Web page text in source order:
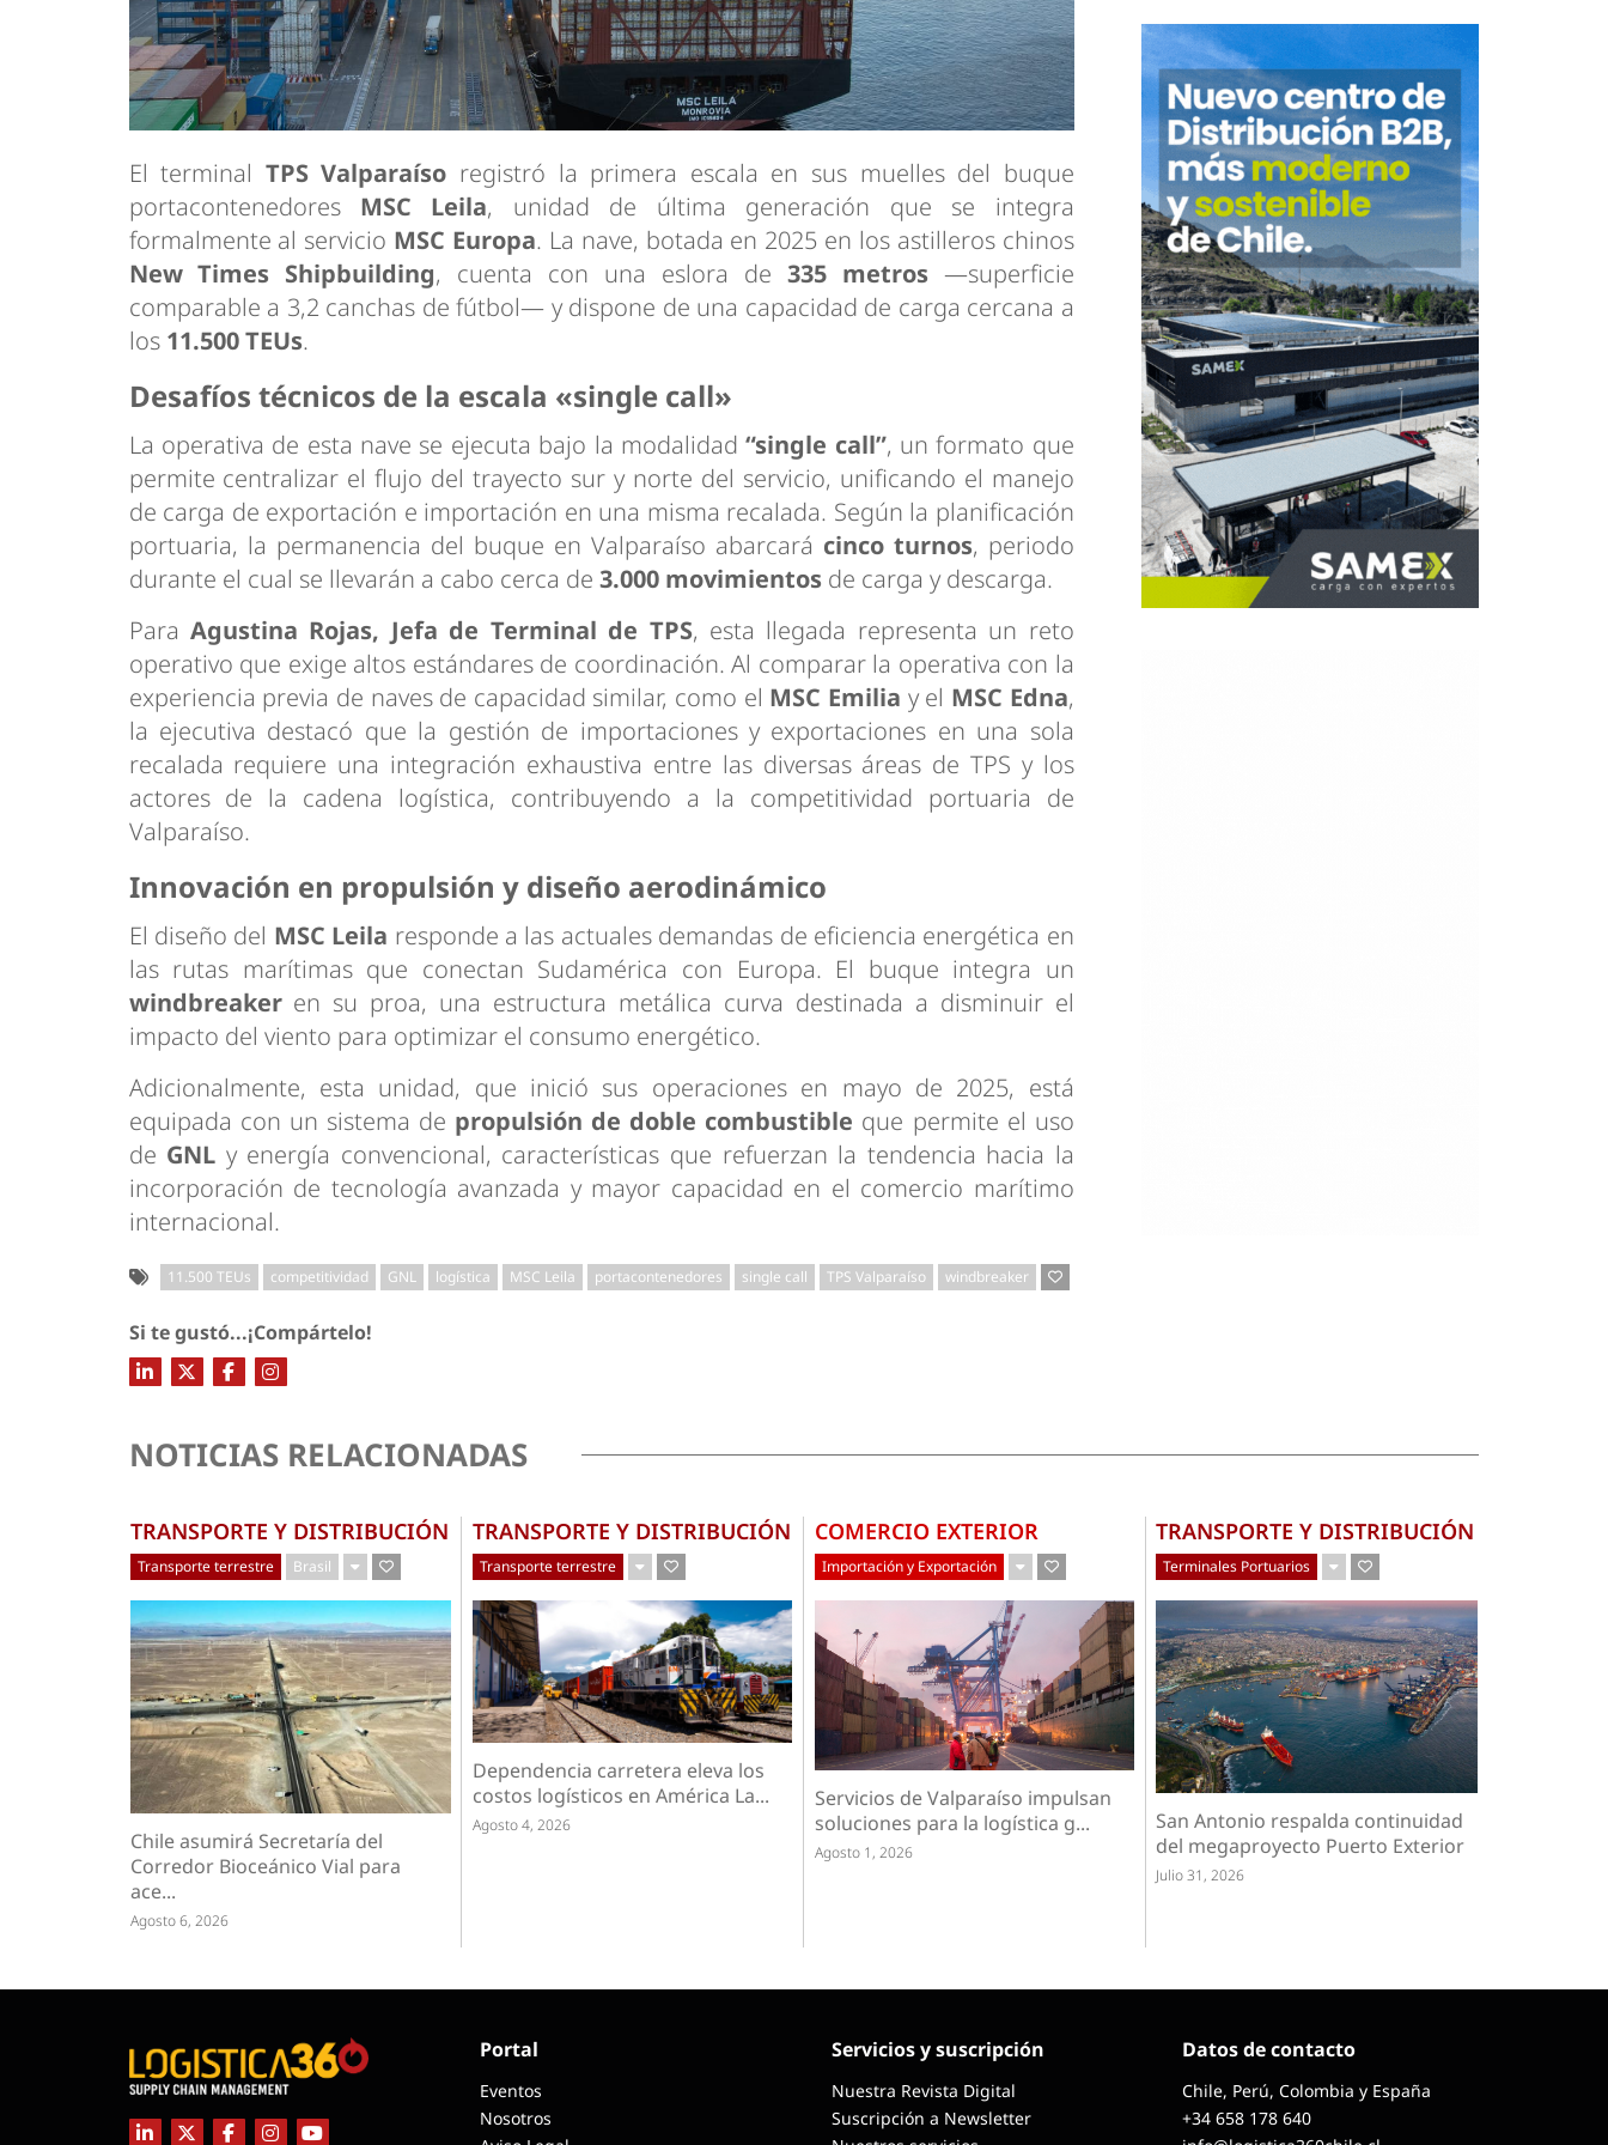
El terminal TPS Valparaíso registró la primera escala en sus muelles del buque
portacontenedores MSC Leila, unidad de última generación que se integra
formalmente al servicio MSC Europa. La nave, botada en 2025 en los astilleros chinos
New Times Shipbuilding, cuenta con una eslora de 335 metros—superficie
comparable a 3,2 canchas de fútbol— y dispone de una capacidad de carga cercana a
los 11.500 TEUs.
Desafíos técnicos de la escala «single call»
La operativa de esta nave se ejecuta bajo la modalidad“single call”, un formato que
permite centralizar el flujo del trayecto sur y norte del servicio, unificando el manejo
de carga de exportación e importación en una misma recalada. Según la planificación
portuaria, la permanencia del buque en Valparaíso abarcará cinco turnos, periodo
durante el cual se llevarán a cabo cerca de 3.000 movimientosde carga y descarga.
Para Agustina Rojas, Jefa de Terminal de TPS, esta llegada representa un reto
operativo que exige altos estándares de coordinación. Al comparar la operativa con la
experiencia previa de naves de capacidad similar, como el MSC Emilia y el MSC Edna,
la ejecutiva destacó que la gestión de importaciones y exportaciones en una sola
recalada requiere una integración exhaustiva entre las diversas áreas de TPS y los
actores de la cadena logística, contribuyendo a la competitividad portuaria de
Valparaíso.
Innovación en propulsión y diseño aerodinámico
El diseño del MSC Leila responde a las actuales demandas de eficiencia energética en
las rutas marítimas que conectan Sudamérica con Europa. El buque integra un
windbreakeren su proa, una estructura metálica curva destinada a disminuir el
impacto del viento para optimizar el consumo energético.
Adicionalmente, esta unidad, que inició sus operaciones en mayo de 2025, está
equipada con un sistema de propulsión de doble combustible que permite el uso
de GNL y energía convencional, características que refuerzan la tendencia hacia la
incorporación de tecnología avanzada y mayor capacidad en el comercio marítimo
internacional.
11.500 TEUs competitividad GNL logística MSC Leila portacontenedores single call TPS Valparaíso windbreaker
Si te gustó...¡Compártelo!
NOTICIAS RELACIONADAS
TRANSPORTE Y DISTRIBUCIÓN
Transporte terrestre Brasil
Chile asumirá Secretaría del
Corredor Bioceánico Vial para
ace...
Agosto 6, 2026
TRANSPORTE Y DISTRIBUCIÓN
Transporte terrestre
Dependencia carretera eleva los
costos logísticos en América La...
Agosto 4, 2026
COMERCIO EXTERIOR
Importación y Exportación
Servicios de Valparaíso impulsan
soluciones para la logística g...
Agosto 1, 2026
TRANSPORTE Y DISTRIBUCIÓN
Terminales Portuarios
San Antonio respalda continuidad
del megaproyecto Puerto Exterior
Julio 31, 2026
Portal
Eventos
Nosotros
Servicios y suscripción
Nuestra Revista Digital
Suscripción a Newsletter
Datos de contacto
Chile, Perú, Colombia y España
+34 658 178 640